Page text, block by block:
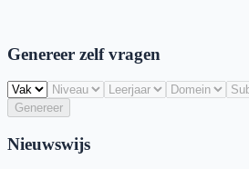
Genereer zelf vragen
Genereer
Nieuwswijs